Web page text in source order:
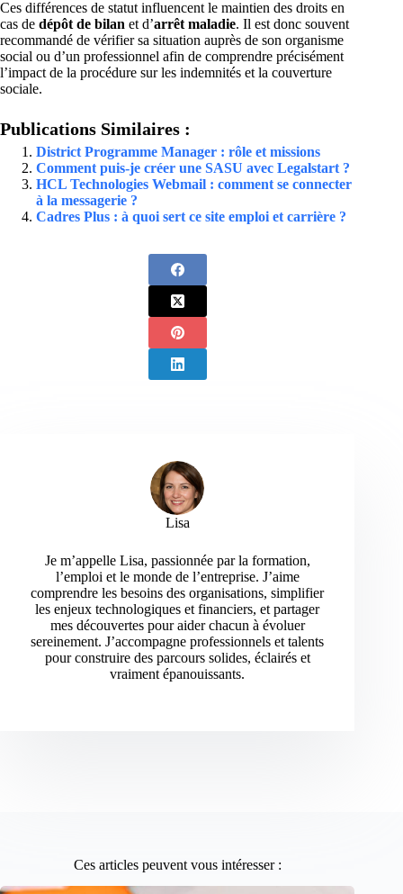
Ces différences de statut influencent le maintien des droits en
cas de dépôt de bilan et d’arrêt maladie. Il est donc souvent
recommandé de vérifier sa situation auprès de son organisme
social ou d’un professionnel afin de comprendre précisément
l’impact de la procédure sur les indemnités et la couverture
sociale.
Publications Similaires :
District Programme Manager : rôle et missions
Comment puis-je créer une SASU avec Legalstart ?
HCL Technologies Webmail : comment se connecter
à la messagerie ?
Cadres Plus : à quoi sert ce site emploi et carrière ?
Lisa
Je m’appelle Lisa, passionnée par la formation,
l’emploi et le monde de l’entreprise. J’aime
comprendre les besoins des organisations, simplifier
les enjeux technologiques et financiers, et partager
mes découvertes pour aider chacun à évoluer
sereinement. J’accompagne professionnels et talents
pour construire des parcours solides, éclairés et
vraiment épanouissants.
Ces articles peuvent vous intéresser :